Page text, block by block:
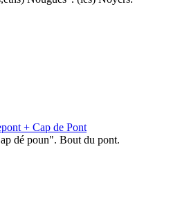
+ Cap de Pont
dé poun". Bout du pont.